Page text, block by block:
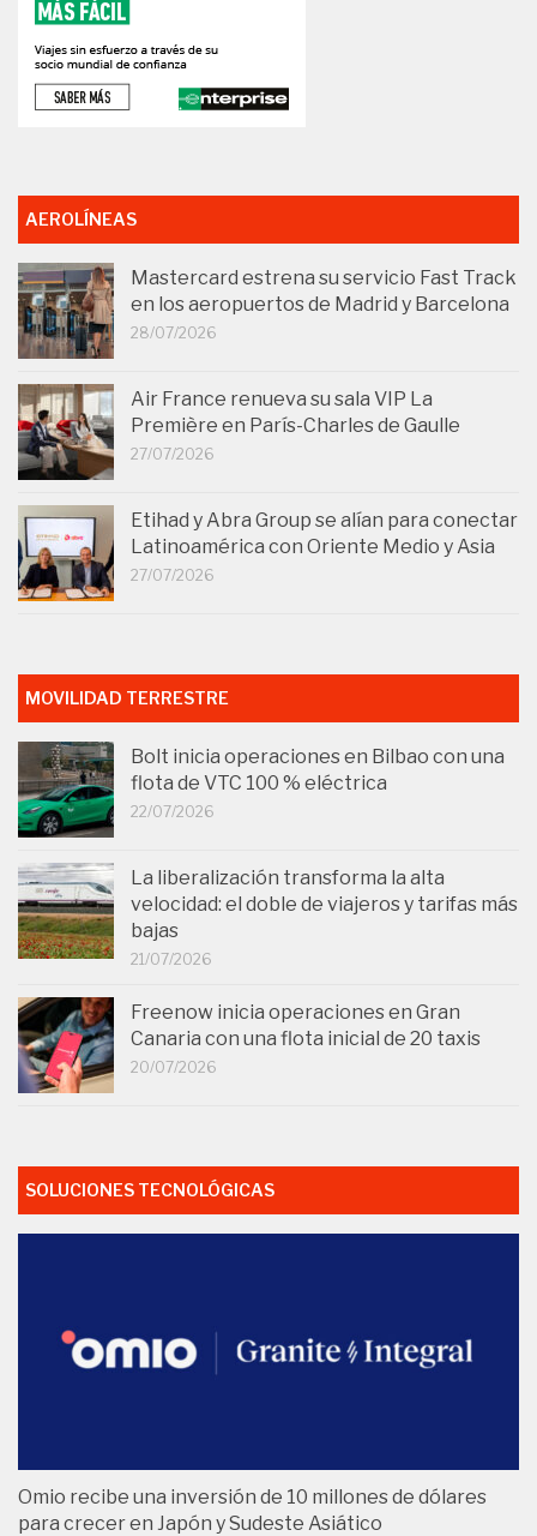
AEROLÍNEAS
Mastercard estrena su servicio Fast Track
en los aeropuertos de Madrid y Barcelona
28/07/2026
Air France renueva su sala VIP La
Première en París-Charles de Gaulle
27/07/2026
Etihad y Abra Group se alían para conectar
Latinoamérica con Oriente Medio y Asia
27/07/2026
MOVILIDAD TERRESTRE
Bolt inicia operaciones en Bilbao con una
flota de VTC 100 % eléctrica
22/07/2026
La liberalización transforma la alta
velocidad: el doble de viajeros y tarifas más
bajas
21/07/2026
Freenow inicia operaciones en Gran
Canaria con una flota inicial de 20 taxis
20/07/2026
SOLUCIONES TECNOLÓGICAS
Omio recibe una inversión de 10 millones de dólares
para crecer en Japón y Sudeste Asiático